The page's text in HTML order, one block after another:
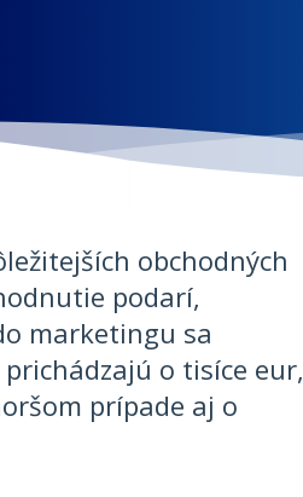
obchodných
podarí,
marketingu sa
o tisíce eur,
prípade aj o